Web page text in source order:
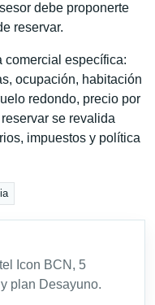
debe proponerte
reservar.
comercial específica:
ocupación, habitación
redondo, precio por
se revalida
impuestos y política
Icon BCN, 5
plan Desayuno.